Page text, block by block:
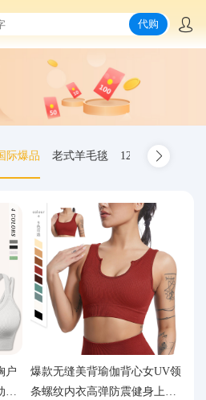
代购
际爆品 老式羊毛毯 12.00-20 truck
户
瑜
爆款无缝美背瑜伽背心女UV领
条螺纹内衣高弹防震健身上装